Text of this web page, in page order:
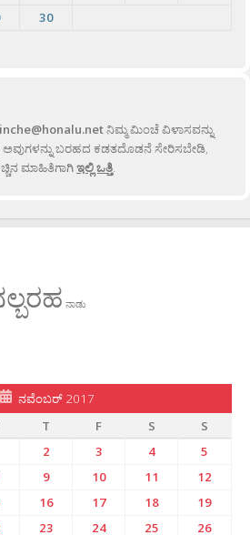
30
ನಿಮ್ಮ ಮಿಂಚೆ ವಿಳಾಸವನ್ನು
ಅವುಗಳನ್ನು ಬರಹದ ಕಡತದೊಡನೆ ಸೇರಿಸಬೇಡಿ,
ಮಾಹಿತಿಗಾಗಿಇಲ್ಲಿ ಒತ್ತಿ.
ನಾಡು
ನವೆಂಬರ್ 2017
T F S
S
2 3 4
5
9 10 11
12
16 17 18
19
23 24 25 26